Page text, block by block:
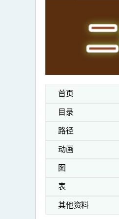
首页
目录
路径
动画
图
表
其他资料